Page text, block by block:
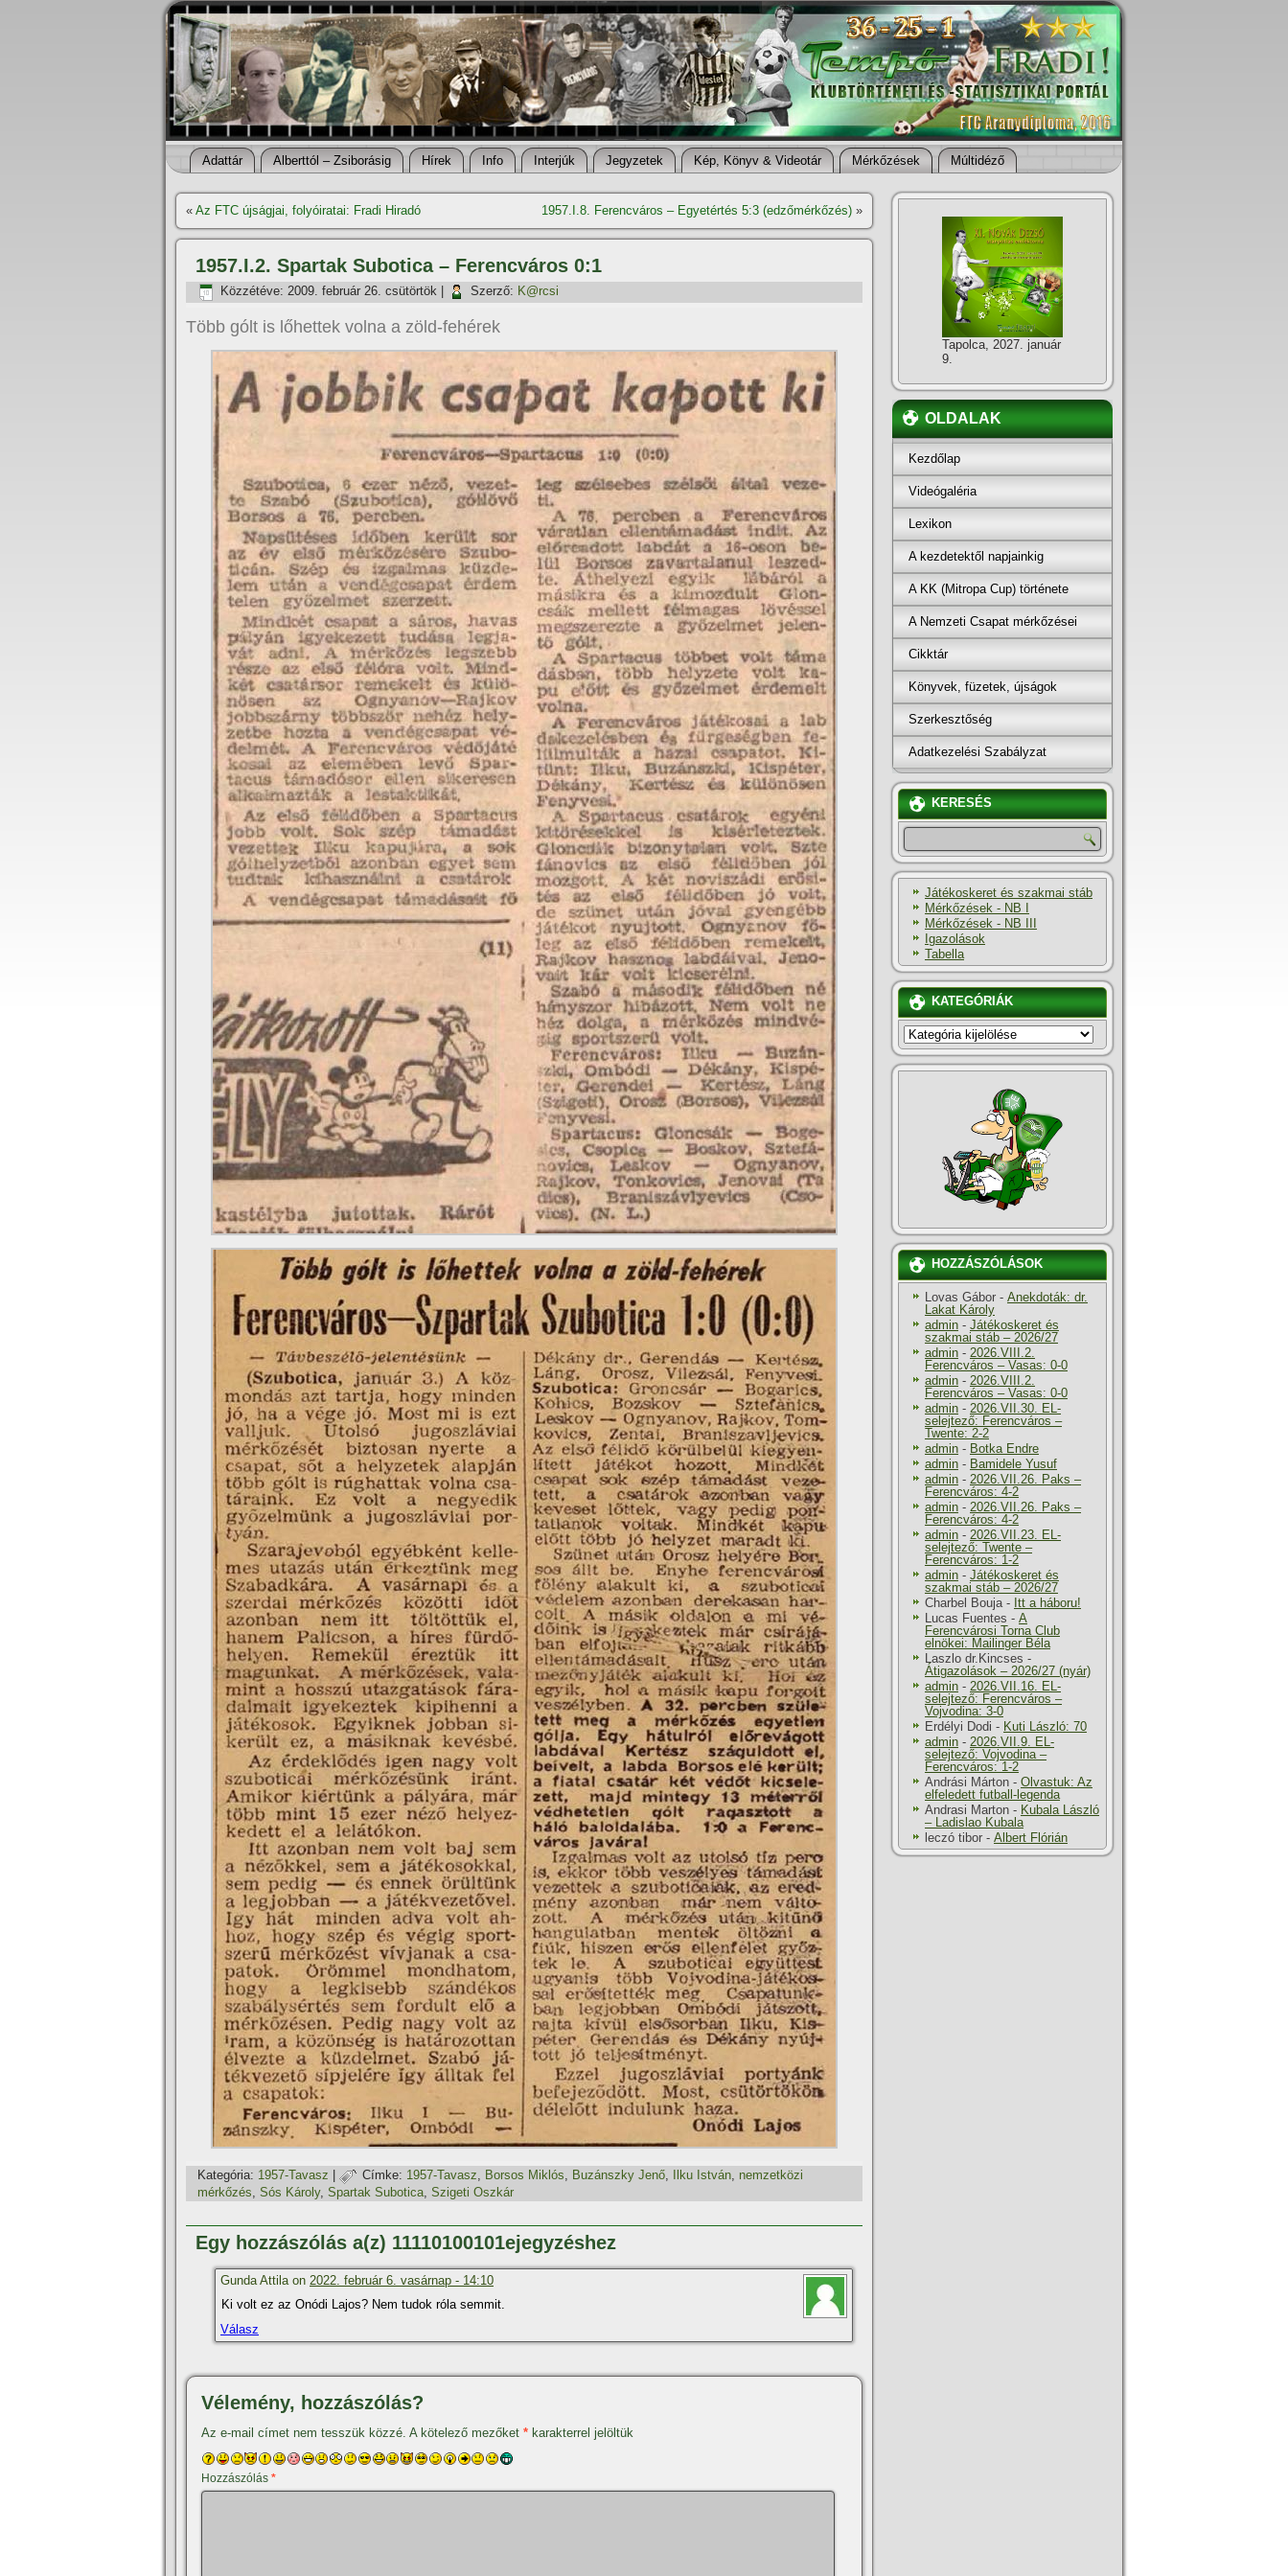
Adattár Alberttól – Zsiborásig Hí­rek Info Interjúk Jegyzetek Kép, Könyv & Videotár Mérkőzések Múltidéző
« Az FTC újságjai, folyóiratai: Fradi Hiradó 1957.I.8. Ferencváros – Egyetértés 5:3 (edzőmérkőzés) »
1957.I.2. Spartak Subotica – Ferencváros 0:1
Közzétéve: 2009. február 26. csütörtök Szerző: K@rcsi
Több gólt is lőhettek volna a zöld-fehérek
Kategória: 1957-Tavasz Címke: 1957-Tavasz, Borsos Miklós, Buzánszky Jenő, Ilku István, nemzetközi
mérkőzés, Sós Károly, Spartak Subotica, Szigeti Oszkár
Egy hozzászólás a(z) 11110100101ejegyzéshez
Gunda Attila on 2022. február 6. vasárnap - 14:10
Ki volt ez az Onódi Lajos? Nem tudok róla semmit.
Válasz
Vélemény, hozzászólás?
Az e-mail címet nem tesszük közzé. A kötelező mezőket * karakterrel jelöltük
Hozzászólás *
Tapolca, 2027. január
9.
OLDALAK
Kezdőlap
Videógaléria
Lexikon
A kezdetektől napjainkig
A KK (Mitropa Cup) története
A Nemzeti Csapat mérkőzései
Cikktár
Könyvek, füzetek, újságok
Szerkesztőség
Adatkezelési Szabályzat
KERESÉS
Játékoskeret és szakmai stáb
Mérkőzések - NB I
Mérkőzések - NB III
Igazolások
Tabella
KATEGÓRIÁK
KATEGÓRIÁK
HOZZÁSZÓLÁSOK
Lovas Gábor - Anekdoták: dr.
Lakat Károly
admin - Játékoskeret és
szakmai stáb – 2026/27
admin - 2026.VIII.2.
Ferencváros – Vasas: 0-0
admin - 2026.VIII.2.
Ferencváros – Vasas: 0-0
admin - 2026.VII.30. EL-
selejtező: Ferencváros –
Twente: 2-2
admin - Botka Endre
admin - Bamidele Yusuf
admin - 2026.VII.26. Paks –
Ferencváros: 4-2
admin - 2026.VII.26. Paks –
Ferencváros: 4-2
admin - 2026.VII.23. EL-
selejtező: Twente –
Ferencváros: 1-2
admin - Játékoskeret és
szakmai stáb – 2026/27
Charbel Bouja- Itt a háboru!
Lucas Fuentes - A
Ferencvárosi Torna Club
elnökei: Mailinger Béla
Laszlo dr.Kincses -
Átigazolások – 2026/27 (nyár)
admin - 2026.VII.16. EL-
selejtező: Ferencváros –
Vojvodina: 3-0
Erdélyi Dodi - Kuti László: 70
admin - 2026.VII.9. EL-
selejtező: Vojvodina –
Ferencváros: 1-2
Andrási Márton - Olvastuk: Az
elfeledett futball-legenda
Andrasi Marton - Kubala László
– Ladislao Kubala
leczó tibor - Albert Flórián